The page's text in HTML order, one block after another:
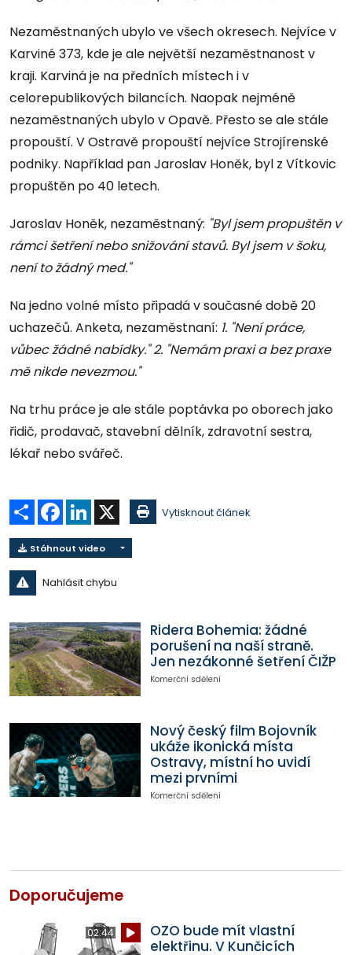
Nezaměstnaných ubylo ve všech okresech. Nejvíce v
Karviné 373, kde je ale největší nezaměstnanost v
kraji. Karviná je na předních místech i v
celorepublikových bilancích. Naopak nejméně
nezaměstnaných ubylo v Opavě. Přesto se ale stále
propouští. V Ostravě propouští nejvíce Strojírenské
podniky. Například pan Jaroslav Honěk, byl z Vítkovic
propuštěn po 40 letech.
Jaroslav Honěk, nezaměstnaný: "Byl jsem propuštěn v
rámci šetření nebo snižování stavů. Byl jsem v šoku,
není to žádný med."
Na jedno volné místo připadá v současné době 20
uchazečů. Anketa, nezaměstnaní: 1. "Není práce,
vůbec žádné nabídky." 2. "Nemám praxi a bez praxe
mě nikde nevezmou."
Na trhu práce je ale stále poptávka po oborech jako
řidič, prodavač, stavební dělník, zdravotní sestra,
lékař nebo svářeč.
Sdílet Facebook
LinkedIn Vytisknout článek
Stáhnout video
Nahlásit chybu
Ridera Bohemia: žádné
porušení na naší straně.
Jen nezákonné šetření ČIŽP
Komerční sdělení
Nový český film Bojovník
ukáže ikonická místa
Ostravy, místní ho uvidí
mezi prvními
Komerční sdělení
Doporučujeme
02:44
OZO bude mít vlastní
elektřinu. V Kunčicích